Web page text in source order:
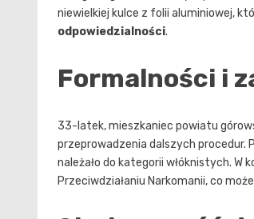
niewielkiej kulce z folii aluminiowej,
odpowiedzialności.
Formalności i
33-latek, mieszkaniec powiatu
przeprowadzenia dalszych procedur.
należało do kategorii włóknistych.
Przeciwdziałaniu Narkomanii, co